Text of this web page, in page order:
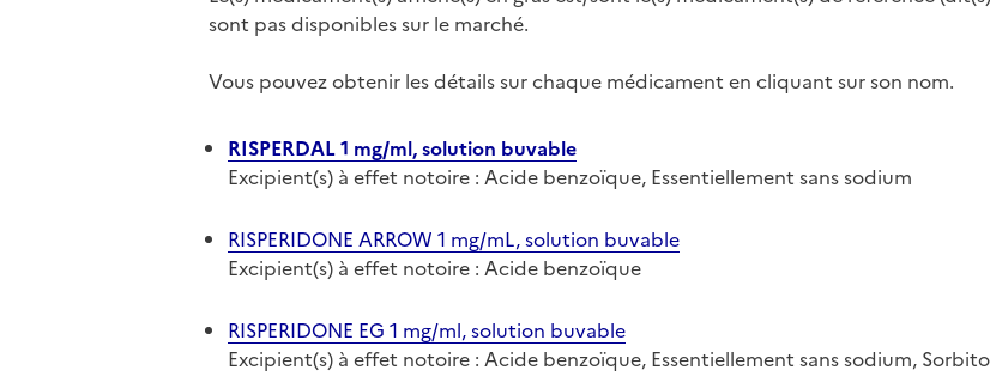
sont pas disponibles sur le marché.
Vous pouvez obtenir les détails sur chaque médicament en cliquant sur son nom.
RISPERDAL 1 mg/ml, solution buvable
Excipient(s) à effet notoire : Acide benzoïque, Essentiellement sans sodium
RISPERIDONE ARROW 1 mg/mL, solution buvable
Excipient(s) à effet notoire : Acide benzoïque
RISPERIDONE EG 1 mg/ml, solution buvable
Excipient(s) à effet notoire : Acide benzoïque, Essentiellement sans sodium,